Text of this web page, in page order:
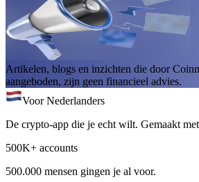
Artikelen, blogs en inzichten die door
aangeboden, zijn geen financieel advies.
Voor Nederlanders
De crypto-app die je echt wilt. Gemaakt
500K+ accounts
500.000 mensen gingen je al voor.